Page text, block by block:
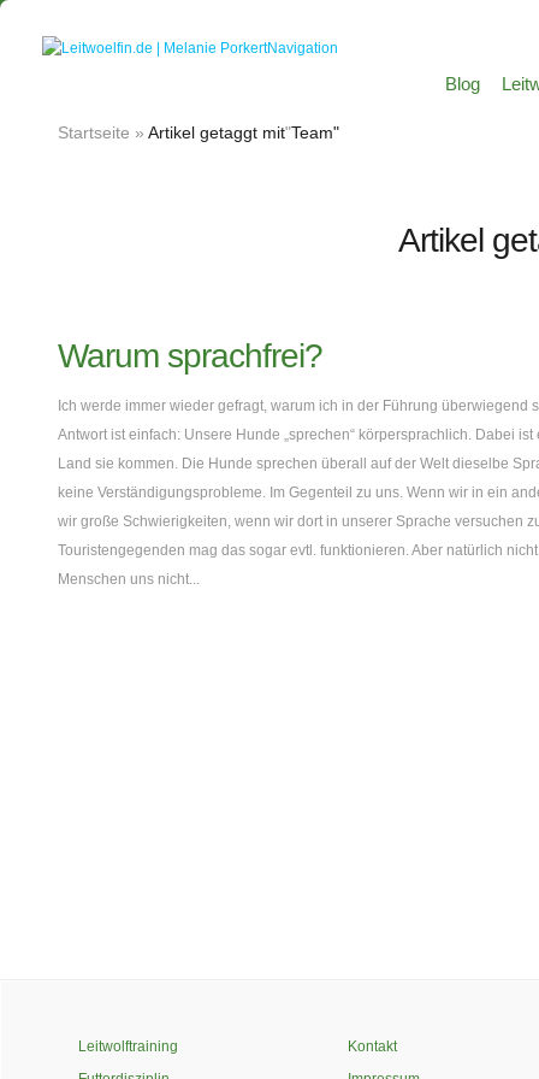
Navigation
Blog
Startseite » Artikel getaggt mit"Team"
Artikel
Warum sprachfrei?
Ich werde immer wieder gefragt, warum ich in der Führung überwiegend
Antwort ist einfach: Unsere Hunde „sprechen“ körpersprachlich. Dabei
Land sie kommen. Die Hunde sprechen überall auf der Welt dieselbe
keine Verständigungsprobleme. Im Gegenteil zu uns. Wenn wir in ein
wir große Schwierigkeiten, wenn wir dort in unserer Sprache versuchen
Touristengegenden mag das sogar evtl. funktionieren. Aber natürlich
Menschen uns nicht...
Leitwolftraining
Kontakt